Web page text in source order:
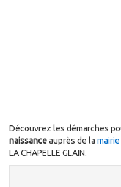
Découvrez les démarches
naissanceauprès de la
LA CHAPELLE GLAIN.